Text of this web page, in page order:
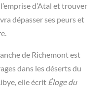
d’Atal et trouver
dépasser ses peurs et
de Richemont est
dans les déserts du
elle écrit Éloge du